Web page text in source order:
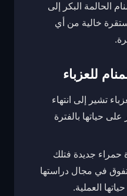
الحالمة البكر إلى
خالية من أي
للعزباء
تشير إلى انتهاء
حياتها بالفترة
حمراء جديدة فتلك
في مجال دراستها
العملية.